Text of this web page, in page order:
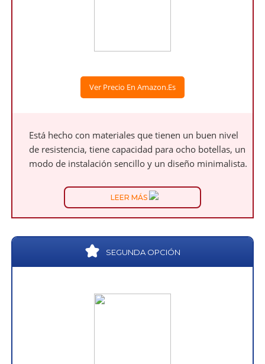
Ver Precio En Amazon.es
Está hecho con materiales que tienen un buen nivel
de resistencia, tiene capacidad para ocho botellas, un
modo de instalación sencillo y un diseño minimalista.
LEER MÁS
SEGUNDA OPCIÓN